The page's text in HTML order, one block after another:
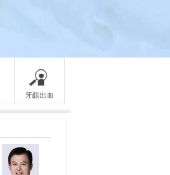
牙齦出血